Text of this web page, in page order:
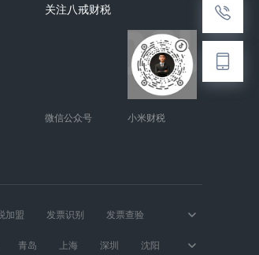
关注八戒财税
微信公众号 小米财税
加盟 发票识别
发票查验
青岛 上海 深圳 沈阳